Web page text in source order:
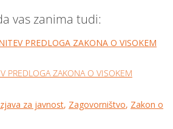
vas zanima tudi:
PREDLOGA ZAKONA O VISOKEM
za javnost, Zagovorništvo, Zakon o